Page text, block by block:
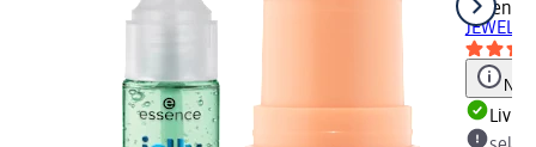
essence
JEWELS
Notă